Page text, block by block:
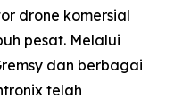
drone komersial
pesat. Melalui
dan berbagai
telah